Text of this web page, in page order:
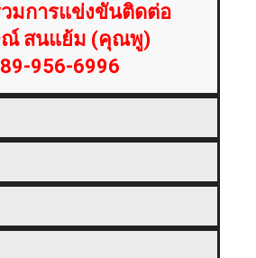
มการแข่งขันติดต่อ
สนแย้ม (คุณพู)
956-6996